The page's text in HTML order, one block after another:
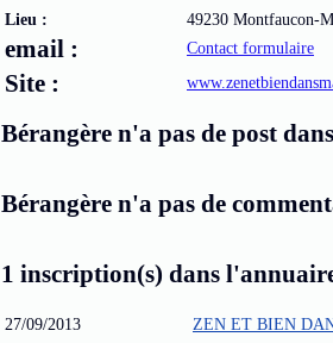
Lieu : 49230 Montfaucon-
email : Contact formulaire
Site :
Bérangère n'a pas de post
Bérangère n'a pas de
1 inscription(s) dans
27/09/2013 ZEN ET BIEN